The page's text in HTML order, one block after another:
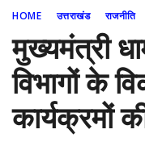
HOME उत्तराखंड राजनीति
मुख्यमंत्री
विभागों के
कार्यक्रमों